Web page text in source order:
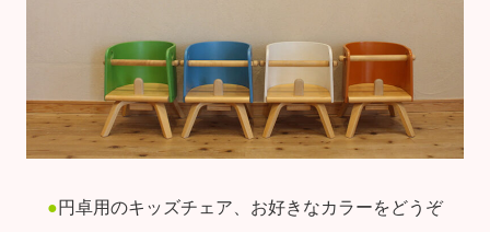
●円卓用のキッズチェア、お好きなカラーをどうぞ